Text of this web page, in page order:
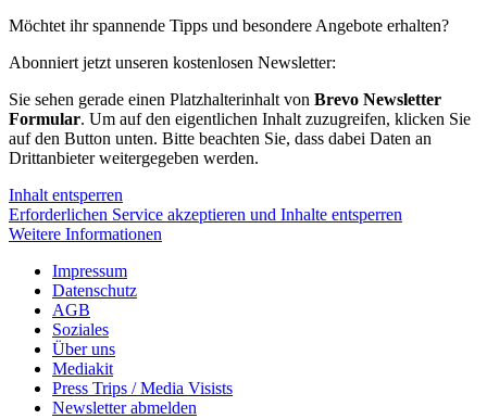
Möchtet ihr spannende Tipps und besondere Angebote erhalten?
Abonniert jetzt unseren kostenlosen Newsletter:
Sie sehen gerade einen Platzhalterinhalt von Brevo Newsletter
Formular. Um auf den eigentlichen Inhalt zuzugreifen, klicken Sie
auf den Button unten. Bitte beachten Sie, dass dabei Daten an
Drittanbieter weitergegeben werden.
Inhalt entsperren
Erforderlichen Service akzeptieren und Inhalte entsperren
Weitere Informationen
Impressum
Datenschutz
AGB
Soziales
Über uns
Mediakit
Press Trips / Media Visists
Newsletter abmelden